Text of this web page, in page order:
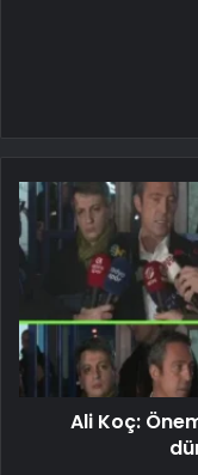
Ali Koç: